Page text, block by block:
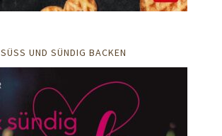
SÜSS UND SÜNDIG BACKEN